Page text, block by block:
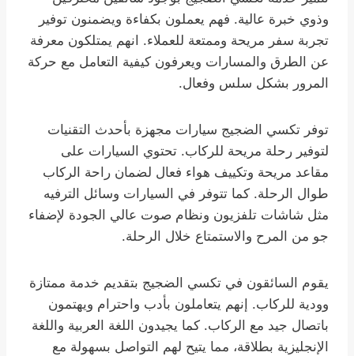
وذوي خبرة عالية. فهم يعملون بكفاءة ويضمنون توفير
تجربة سفر مريحة وممتعة للعملاء. انهم يمتلكون معرفة
عن الطرق والمسارات ويعرفون كيفية التعامل مع حركة
المرور بشكل سلس وفعال.
توفر تكسي الضجيج سيارات مجهزة بأحدث التقنيات
لتوفير رحلة مريحة للركاب. تحتوي السيارات على
مقاعد مريحة وتكييف هواء فعال لضمان راحة الركاب
طوال الرحلة. كما تتوفر في السيارات وسائل الترفيه
مثل شاشات تلفزيون ونظام صوت عالي الجودة لإضفاء
جو من المرح والاستمتاع خلال الرحلة.
يقوم السائقون في تكسي الضجيج بتقديم خدمة ممتازة
وودية للركاب. إنهم يتعاملون بأدب واحترام ويهتمون
باتصال جيد مع الركاب. كما يجيدون اللغة العربية واللغة
الإنجليزية بطلاقة، مما يتيح لهم التواصل بسهولة مع